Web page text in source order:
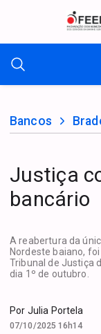
Bancos
Justiça
bancário
A reabertura da
Nordeste baiano,
Tribunal de Justiça
dia 1º de outubro.
Por Julia Portela
07/10/2025 16h14